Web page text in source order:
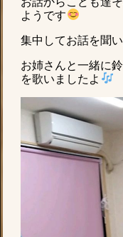
ようです
集中してお話を聞
お姉さんと一緒に
を歌いましたよ